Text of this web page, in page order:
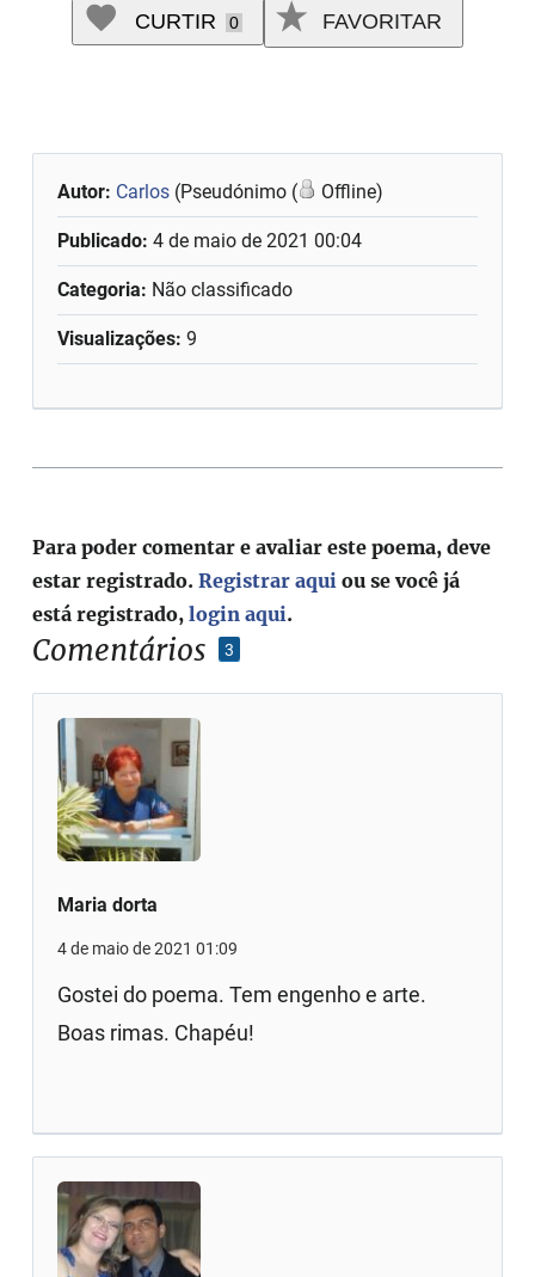
CURTIR 0 FAVORITAR
Autor: Carlos (Pseudónimo ( Offline)
Publicado:4 de maio de 2021 00:04
Categoria: Não classificado
Visualizações: 9
Comentários 3
Maria dorta
4 de maio de 2021 01:09
Gostei do poema. Tem engenho e arte.
Boas rimas. Chapéu!
Para poder comentar e avaliar este poema, deve
estar registrado.Registrar aqui ou se você já
está registrado,login aqui.